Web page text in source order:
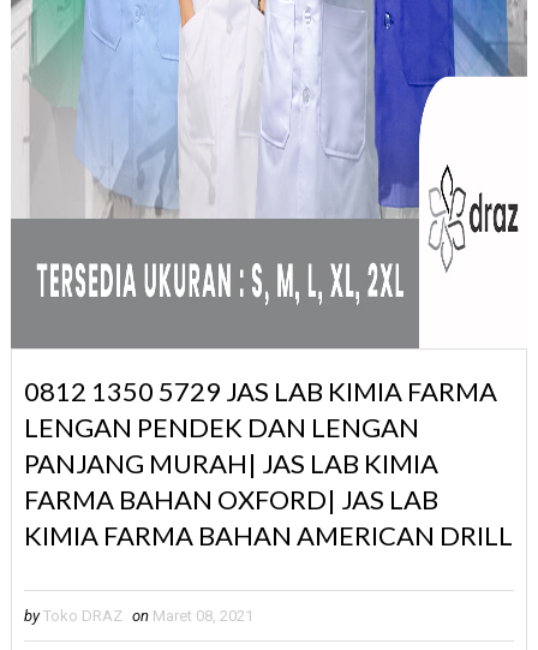
0812 1350 5729 JAS LAB KIMIA FARMA
LENGAN PENDEK DAN LENGAN
PANJANG MURAH| JAS LAB KIMIA
FARMA BAHAN OXFORD| JAS LAB
KIMIA FARMA BAHAN AMERICAN DRILL
by Toko DRAZ on Maret 08, 2021